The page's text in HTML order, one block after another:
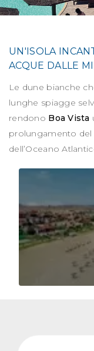
UN'ISOLA
ACQUE DALLE
Le dune bianche
lunghe spiagge
rendono Boa Vista
prolungamento del
dell’Oceano